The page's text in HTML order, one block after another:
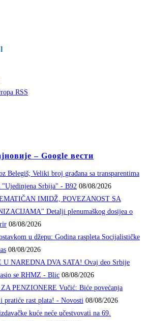
RSS
– Google вести
Belegiš; Veliki broj građana sa transparentima
Srbija" - B92 08/08/2026
IMIDŽ, POVEZANOST SA
Detalji plenumaškog dosijea o
08/08/2026
u džepu: Godina raspleta Socijalističke
08/08/2026
NAREDNA DVA SATA! Ovaj deo Srbije
se RHMZ - Blic 08/08/2026
PENZIONERE Vučić: Biće povećanja
pratiće rast plata! - Novosti 08/08/2026
kuće neće učestvovati na 69.